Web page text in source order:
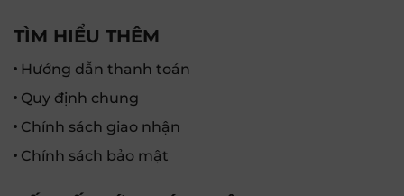
TÌM HIỂU THÊM
Hướng dẫn thanh toán
Quy định chung
Chính sách giao nhận
Chính sách bảo mật